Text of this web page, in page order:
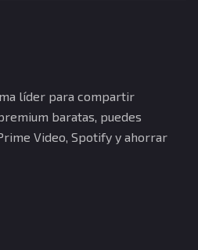
líder para compartir
baratas, puedes
Video, Spotify y ahorrar